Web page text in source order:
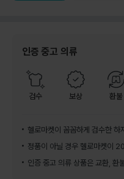
인증 중고 의류
검수 보상 환불
헬로마켓이 꼼꼼하게 검수한 하
정품이 아닐 경우 헬로마켓이
인증 중고 의류 상품은 교환, 환